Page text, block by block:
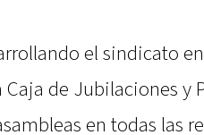
el sindicato
de Jubilaciones y
en todas las